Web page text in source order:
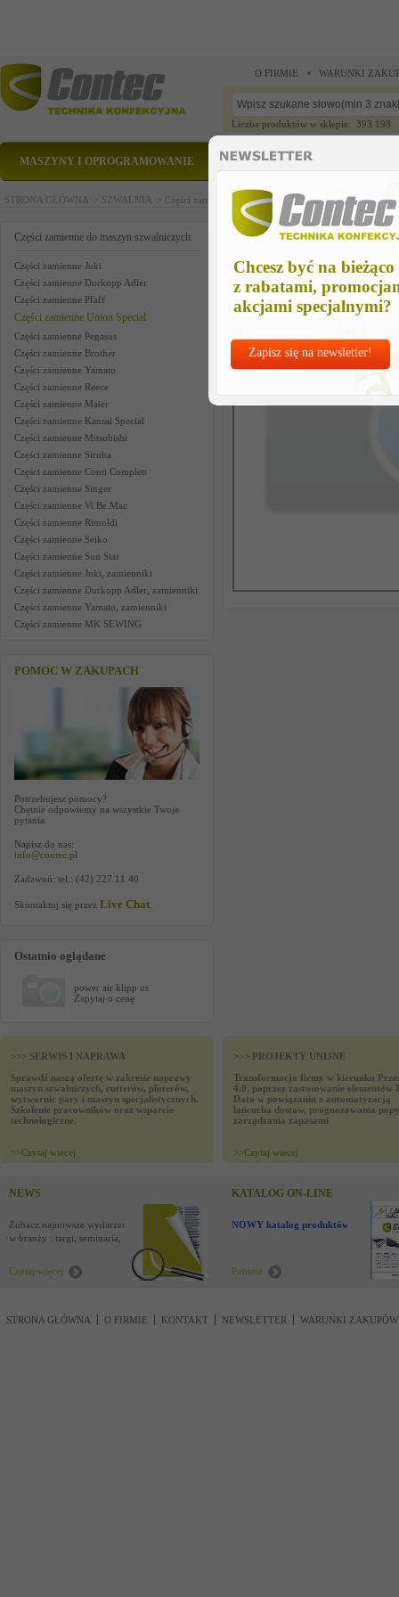
Chcesz być na bieżąco
z rabatami,
akcjami specjalnymi?
Zapisz się na newsletter!
O FIRMIE WARUNKI
Liczba produktów w sklepie: 393 198
MASZYNY I OPROGRAMOWANIE CZĘŚCI ZAMIENNE
STRONA GŁÓWNA > SZWALNIA > Części zamienne do maszyn szwalniczych >Części
Części zamienne do maszyn szwalniczych
Części zamienne Juki
Części zamienne Durkopp Adler
Części zamienne Pfaff
Części zamienne Union Special
Części zamienne Pegasus
Części zamienne Brother
Części zamienne Yamato
Części zamienne Reece
Części zamienne Maier
Części zamienne Kansai Special
Części zamienne Mitsubishi
Części zamienne Siruba
Części zamienne Conti Complett
Części zamienne Singer
Części zamienne Vi.Be.Mac
Części zamienne Rimoldi
Części zamienne Seiko
Części zamienne Sun Star
Części zamienne Juki, zamienniki
Części zamienne Durkopp Adler, zamienniki
Części zamienne Yamato, zamienniki
Części zamienne MK SEWING
POMOC W ZAKUPACH
Potrzebujesz pomocy?
Chętnie odpowiemy na wszystkie Twoje
pytania.
Napisz do nas:
info@contec.pl
Zadzwoń: tel.: (42) 227 11 40
Skontaktuj się przez Live Chat
Ostatnio oglądane
power air klipp us
Zapytaj o cenę
power air klipp us
>>> SERWIS I NAPRAWA
Sprawdź naszą ofertę w zakresie naprawy
maszyn szwalniczych, cutterów, ploterów,
wytwornic pary i maszyn specjalistycznych.
Szkolenie pracowników oraz wsparcie
technologiczne.
>>Czytaj wiecej
>>> PROJEKTY UNIJNE
Transformacja firmy w kierunku
4.0. poprzez zastosowanie elementów
Data w powiązaniu z automatyzacją
łańcucha dostaw, prognozowania
zarządzania zapasami
>>Czytaj wiecej
NEWS
Zobacz najnowsze wydarzenia
w branży : targi, seminaria,
Czytaj więcej
KATALOG ON-LINE
NOWY katalog produktów !
Pobierz
STRONA GŁÓWNA O FIRMIE KONTAKT NEWSLETTER WARUNKI ZAKUPÓW